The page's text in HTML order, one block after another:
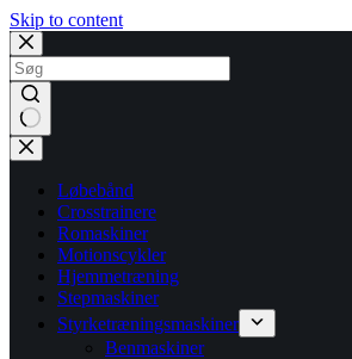
Skip to content
No
results
Løbebånd
Crosstrainere
Romaskiner
Motionscykler
Hjemmetræning
Stepmaskiner
Styrketræningsmaskiner
Benmaskiner